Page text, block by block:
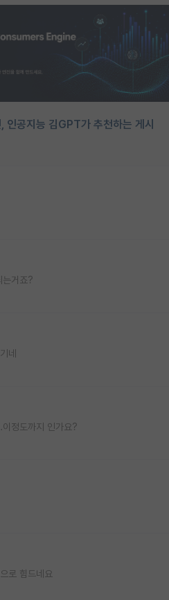
인공지능 김GPT가 추천하는 게시
거죠?
네
정도까지 인가요?
로 힘드네요